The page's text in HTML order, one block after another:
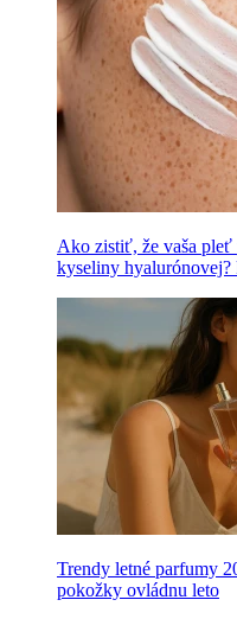
Ako zistiť, že vaša
kyseliny hyalurónovej?
Trendy letné parfumy
pokožky ovládnu leto